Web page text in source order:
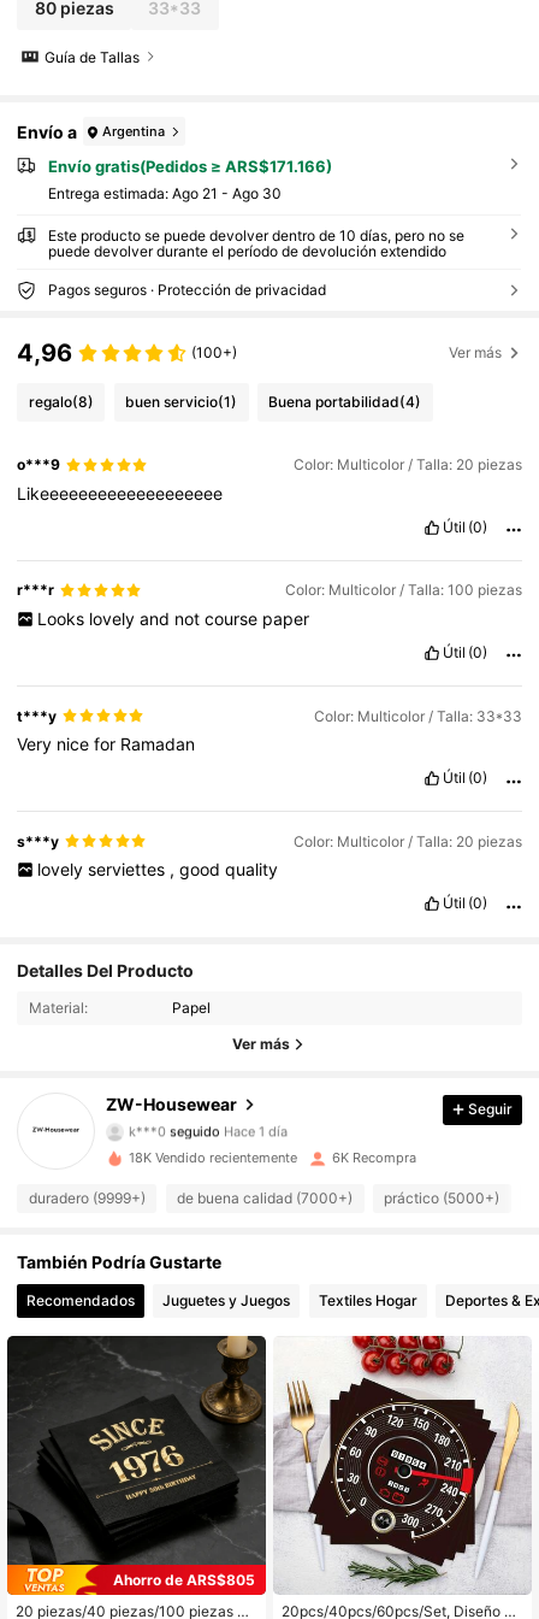
80 piezas 33*33
Guía de Tallas
Envío a Argentina
Envío gratis(Pedidos ≥ ARS$171.166)
Entrega estimada: Ago 21 - Ago 30
Este producto se puede devolver dentro de 10 días, pero no se
puede devolver durante el período de devolución extendido
Pagos seguros · Protección de privacidad
4,96 (100+) Ver más
regalo(8) buen servicio(1) Buena portabilidad(4)
o***9 Color: Multicolor / Talla: 20 piezas
Likeeeeeeeeeeeeeeeeeee
Útil (0)
r***r Color: Multicolor / Talla: 100 piezas
Looks lovely and not course paper
Útil (0)
t***y Color: Multicolor / Talla: 33*33
Very nicefor Ramadan
Útil (0)
s***y Color: Multicolor / Talla: 20 piezas
lovely serviettes , good quality
Útil (0)
Detalles Del Producto
Material: Papel
Ver más
ZW-Housewear
4,91 1.5K Seguidores
k***0 seguido Hace 1 día
4,91
1.5K Seguidores
4,91 1.5K Seguidores
4,91
4,91 1.5K Seguidores
4,91 1.5K Seguidores
4,91 1.5K Seguidores
4,91 1.5K Seguidores
1.5K Seguidores
Seguir
18K Vendido recientemente 6K Recompra
duradero (9999+) de buena calidad (7000+) práctico (5000+)
También Podría Gustarte
Recomendados Juguetes y Juegos Textiles Hogar Deportes &
Ahorro de ARS$805
20 piezas/40 piezas/100 piezas Se
20pcs/40pcs/60pcs/Set, Diseño de